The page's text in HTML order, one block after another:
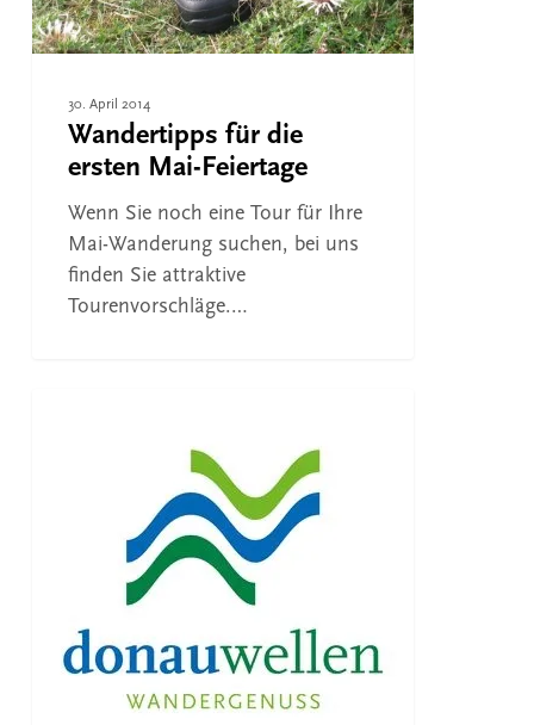
30. April 2014
Wandertipps für die
ersten Mai-Feiertage
Wenn Sie noch eine Tour für Ihre
Mai-Wanderung suchen, bei uns
finden Sie attraktive
Tourenvorschläge.…